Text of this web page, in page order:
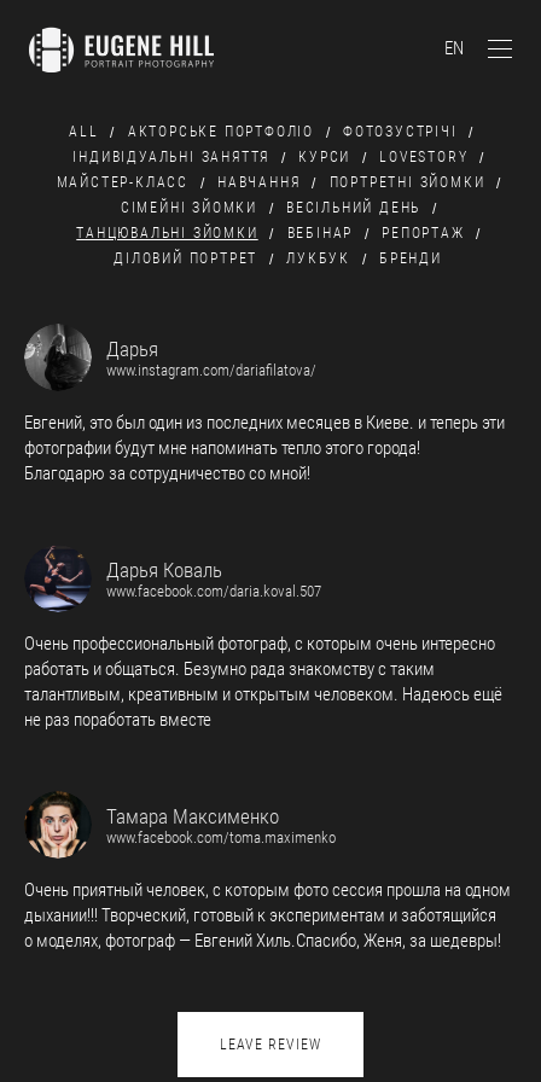
EN
ALL АКТОРСЬКЕ ПОРТФОЛІО
ФОТОЗУСТРІЧІ
ІНДИВІДУАЛЬНІ ЗАНЯТТЯ
КУРСИ
LOVESTORY
МАЙСТЕР-КЛАСС
НАВЧАННЯ
ПОРТРЕТНІ ЗЙОМКИ
СІМЕЙНІ ЗЙОМКИ
ВЕСІЛЬНИЙ ДЕНЬ
ТАНЦЮВАЛЬНІ ЗЙОМКИ
ВЕБІНАР
РЕПОРТАЖ
ДІЛОВИЙ ПОРТРЕТ
ЛУКБУК БРЕНДИ
Дарья
www.instagram.com/dariafilatova/
Евгений, это был один из последних месяцев в Киеве. и теперь эти
фотографии будут мне напоминать тепло этого города!
Благодарю за сотрудничество со мной!
Дарья Коваль
www.facebook.com/daria.koval.507
Очень профессиональный фотограф, с которым очень интересно
работать и общаться. Безумно рада знакомству с таким
талантливым, креативным и открытым человеком. Надеюсь ещё
не раз поработать вместе
Тамара Максименко
www.facebook.com/toma.maximenko
Очень приятный человек, с которым фото сессия прошла на одном
дыхании!!! Творческий, готовый к экспериментам и заботящийся
о моделях, фотограф — Евгений Хиль.Спасибо, Женя, за шедевры!
LEAVE REVIEW